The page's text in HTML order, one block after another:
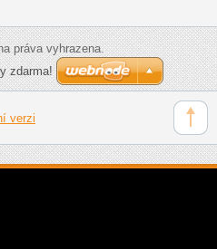
práva vyhrazena.
zdarma!
verzi